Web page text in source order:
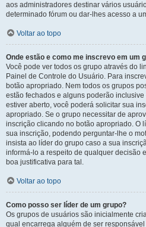
aos administradores destinar vários
determinado fórum ou dar-lhes acesso a
Voltar ao topo
Onde estão e como me inscrevo em um
Você pode ver todos os grupo através do
Painel de Controle do Usuário. Para
botão apropriado. Nem todos os grupos
estão fechados e alguns poderão
estiver aberto, você poderá solicitar sua
apropriado. Se o grupo necessitar de
inscrição clicando no botão apropriado. O
sua inscrição, podendo perguntar-lhe o
insista ao líder do grupo caso a sua
informá-lo a respeito de qualquer decisão
boa justificativa para tal.
Voltar ao topo
Como posso ser líder de um grupo?
Os grupos de usuários são inicialmente
qual encarrega alguém de ser